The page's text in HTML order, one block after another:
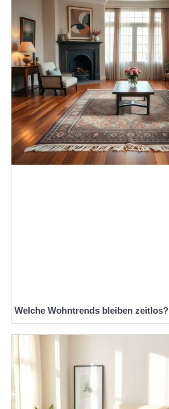
Welche Wohntrends bleiben zeitlos?